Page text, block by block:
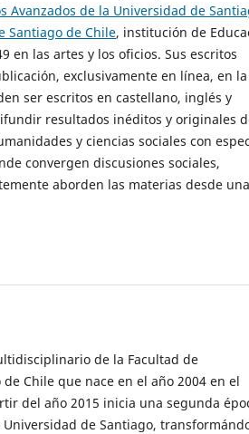
Avanzados de la Universidad de
Santiago de Chile, institución de
en las artes y los oficios. Sus escritos
exclusivamente en línea, en la
ser escritos en castellano, inglés y
resultados inéditos y originales
y ciencias sociales con
convergen discusiones sociales,
aborden las materias desde una
de la Facultad de
Chile que nace en el año 2004 en el
del año 2015 inicia una segunda
de Santiago,